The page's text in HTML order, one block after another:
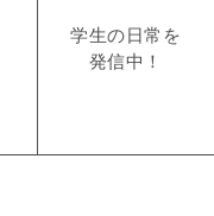
学生の日常を
発信中！